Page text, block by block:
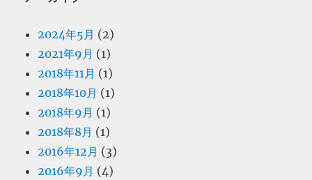
2024年5月 (2)
2021年9月 (1)
2018年11月 (1)
2018年10月 (1)
2018年9月 (1)
2018年8月 (1)
2016年12月 (3)
2016年9月 (4)